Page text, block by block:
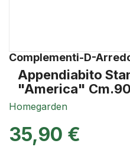
Complementi-D-
Appendiabito
"america"
Homegarden
35,90 €